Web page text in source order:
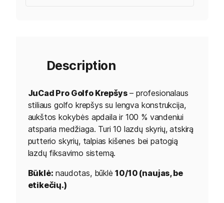
Description
JuCad Pro Golfo Krepšys– profesionalaus
stiliaus golfo krepšys su lengva konstrukcija,
aukštos kokybės apdaila ir 100 % vandeniui
atsparia medžiaga. Turi 10 lazdų skyrių, atskirą
putterio skyrių, talpias kišenes bei patogią
lazdų fiksavimo sistemą.
Būklė: naudotas, būklė10/10 (naujas, be
etikečių.)